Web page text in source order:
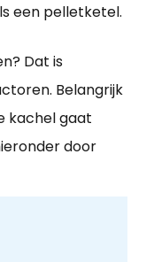
een pelletketel.
Dat is
Belangrijk
kachel gaat
door